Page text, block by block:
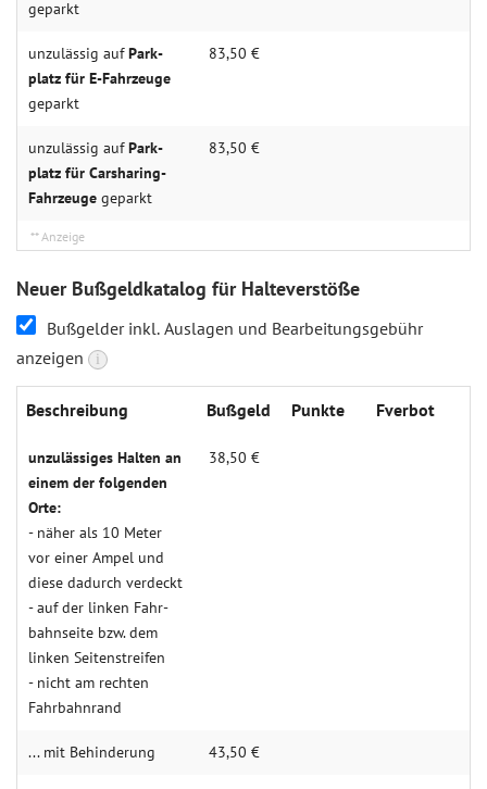
geparkt
unzulässig aufPark­
platz für E-Fahr­zeuge
geparkt
83,50 €
unzulässig aufPark­
platz für Carsharing-
Fahr­zeuge geparkt
83,50 €
Neuer Bußgeldkatalog für Halteverstöße
Bußgelder inkl. Auslagen und Bearbeitungsgebühr
anzeigen
i
Beschrei­bung Buß­geld Punk­te Fverbot
unzulässiges Halten an
einem der folgenden
Orte:
- näher als 10 Meter
vor einer Ampel und
diese dadurch ver­deckt
- auf der linken Fahr­
bahn­seite bzw. dem
linken Seiten­streifen
- nicht am rechten
Fahr­bahn­rand
38,50 €
... mit Behin­derung 43,50 €